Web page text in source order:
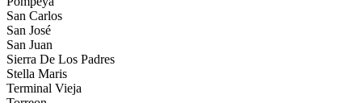
San Carlos
San José
San Juan
Sierra De Los Padres
Stella Maris
Terminal Vieja